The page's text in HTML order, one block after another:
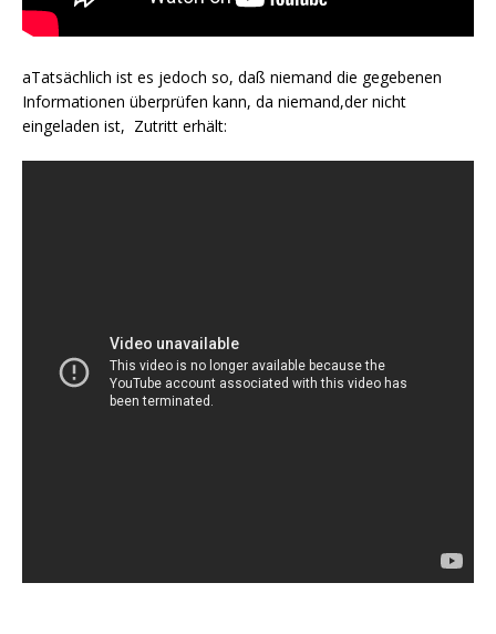
aTatsächlich ist es jedoch so, daß niemand die gegebenen
Informationen überprüfen kann, da niemand,der nicht
eingeladen ist, Zutritt erhält: